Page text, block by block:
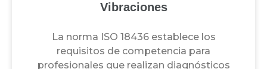
Vibraciones
La norma ISO 18436 establece los
requisitos de competencia para
profesionales que realizan diagnósticos